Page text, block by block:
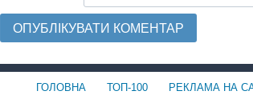
ГОЛОВНА ТОП-100 РЕКЛАМА НА